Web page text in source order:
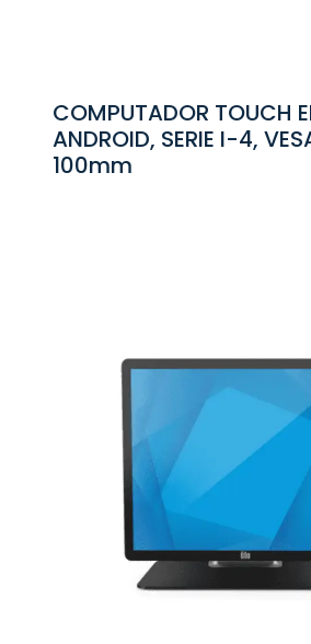
COMPUTADOR TOUCH
ANDROID, SERIE I-4,
100mm